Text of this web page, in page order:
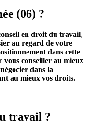
(06) ?
en droit du travail,
au regard de votre
dans cette
conseiller au mieux
dans la
au mieux vos droits.
travail ?